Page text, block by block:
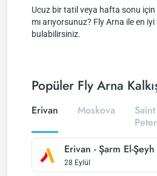
Ucuz bir tatil veya hafta sonu için
mı arıyorsunuz? Fly Arna ile en
bulabilirsiniz.
Popüler Fly Arna
Erivan Moskova
Saint
Erivan -Şarm El-Şeyh
28 Eylül